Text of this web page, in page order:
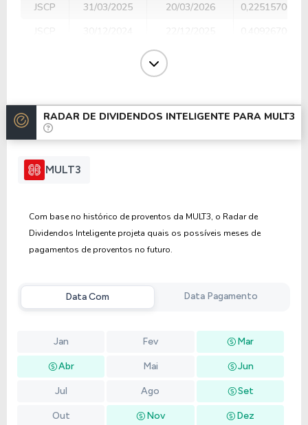
JSCP
31/03/2025 20/03/2026
0,22515700
25/09/2025
JSCP
04/04/2024 31/03/2025 0,15482996
RADAR DE DIVIDENDOS INTELIGENTE PARA MULT3
MULT3
Com base no histórico de proventos da MULT3, o Radar de
Dividendos Inteligente projeta quais os possíveis meses de
pagamentos de proventos no futuro.
Data Com Data Pagamento
Jan Fev Mar
Abr Mai Jun
Jul Ago Set
Out Nov Dez